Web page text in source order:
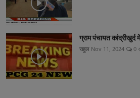
ग्राम पंचायत
राहुल Nov 11, 2024 0